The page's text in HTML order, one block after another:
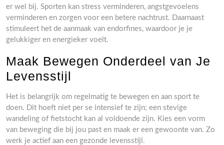
er wel bij. Sporten kan stress verminderen, angstgevoelens
verminderen en zorgen voor een betere nachtrust. Daarnaast
stimuleert het de aanmaak van endorfines, waardoor je je
gelukkiger en energieker voelt.
Maak Bewegen Onderdeel van Je
Levensstijl
Het is belangrijk om regelmatig te bewegen en aan sport te
doen. Dit hoeft niet per se intensief te zijn; een stevige
wandeling of fietstocht kan al voldoende zijn. Kies een vorm
van beweging die bij jou past en maak er een gewoonte van. Zo
werk je actief aan een gezonde levensstijl.